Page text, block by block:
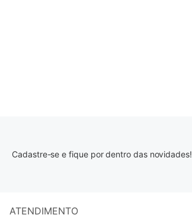
Cadastre-se e fique por dentro das novidades!
ATENDIMENTO